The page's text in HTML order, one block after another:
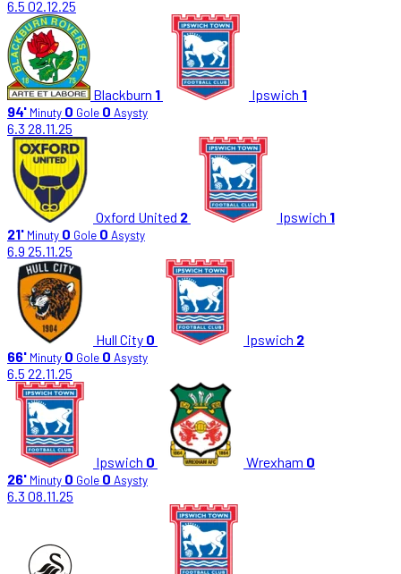
6.5 02.12.25
Blackburn 1 Ipswich 1
94' Minuty 0 Gole 0 Asysty
6.3 28.11.25
Oxford United 2 Ipswich 1
21' Minuty 0 Gole 0 Asysty
6.9 25.11.25
Hull City 0 Ipswich 2
66' Minuty 0 Gole 0 Asysty
6.5 22.11.25
Ipswich 0 Wrexham 0
26' Minuty 0 Gole 0 Asysty
6.3 08.11.25